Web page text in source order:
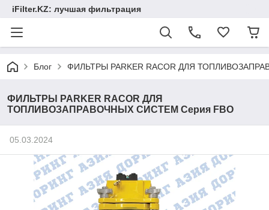
iFilter.KZ: лучшая фильтрация
Блог ФИЛЬТРЫ PARKER RACOR ДЛЯ
ФИЛЬТРЫ PARKER RACOR ДЛЯ
ТОПЛИВОЗАПРАВОЧНЫХ СИСТЕМ Серия FBO
05.03.2024